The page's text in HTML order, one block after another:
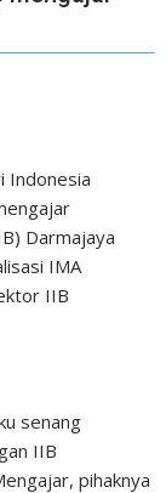
Indonesia
Darmajaya
IMA
IIB
senang
IIB
pihaknya